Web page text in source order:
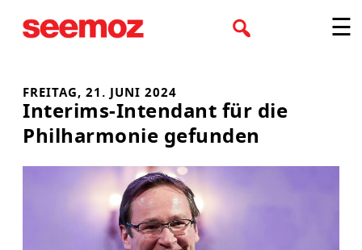
Inhalt
☰
FREITAG, 21. JUNI 2024
Interims-Intendant für die
Philharmonie gefunden